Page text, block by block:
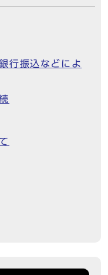
行振込などによ